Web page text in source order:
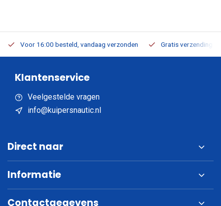
Voor 16:00 besteld, vandaag verzonden Gratis verzending
Klantenservice
Veelgestelde vragen
info@kuipersnautic.nl
Direct naar
Informatie
Contactgegevens